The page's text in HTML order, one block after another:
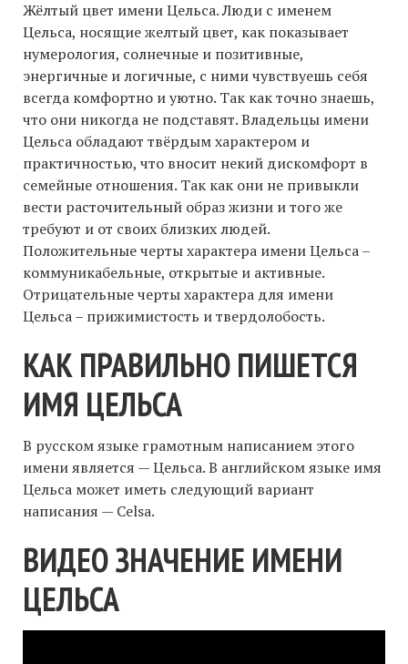
Жёлтый цвет имени Цельса. Люди с именем
Цельса, носящие желтый цвет, как показывает
нумерология, солнечные и позитивные,
энергичные и логичные, с ними чувствуешь себя
всегда комфортно и уютно. Так как точно знаешь,
что они никогда не подставят. Владельцы имени
Цельса обладают твёрдым характером и
практичностью, что вносит некий дискомфорт в
семейные отношения. Так как они не привыкли
вести расточительный образ жизни и того же
требуют и от своих близких людей.
Положительные черты характера имени Цельса –
коммуникабельные, открытые и активные.
Отрицательные черты характера для имени
Цельса – прижимистость и твердолобость.
КАК ПРАВИЛЬНО ПИШЕТСЯ
ИМЯ ЦЕЛЬСА
В русском языке грамотным написанием этого
имени является — Цельса. В английском языке имя
Цельса может иметь следующий вариант
написания — Celsa.
ВИДЕО ЗНАЧЕНИЕ ИМЕНИ
ЦЕЛЬСА